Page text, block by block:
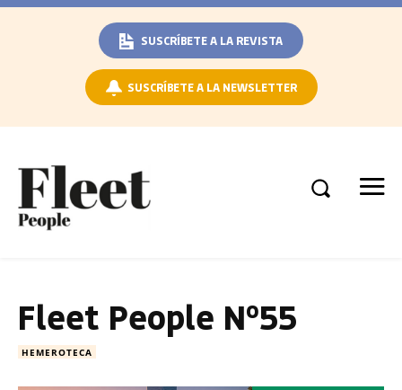
SUSCRÍBETE A LA REVISTA
SUSCRÍBETE A LA NEWSLETTER
Fleet People Nº55
HEMEROTECA